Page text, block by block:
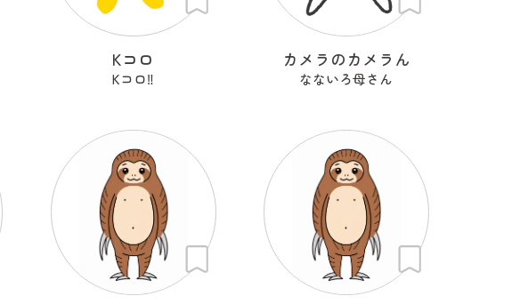
Kコロ
Kコロ‼︎
カメラのカメラん
なないろ母さん